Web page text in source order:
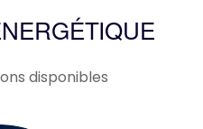
disponibles